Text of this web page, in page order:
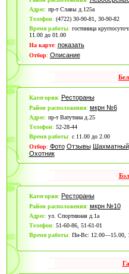
Адрес: пр-т Славы д.125а
Телефон: (4722) 30-90-81, 30-90-82
Время работы: гостиница
11.00 до 01.00
На карте: показать
Отбор: Описание
Категория: Рестораны
Район расположения: мкрн №6
Адрес: пр-т Ватутина д.25
Телефон: 52-28-44
Время работы: с 11.00 до 2.00
Отбор: Фото Отзывы Шахматный
Охотник
Категория: Рестораны
Район расположения: мкрн №10
Адрес: ул. Спортивная д.1а
Телефон: 51-60-86, 51-61-01
Время работы: Пн-Вс: 12.00—15.00,